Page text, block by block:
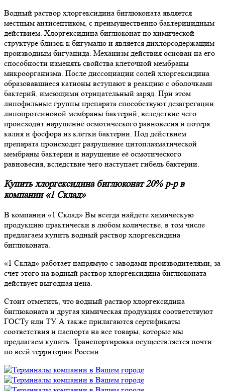
Водный раствор хлоргексидина биглюконата является
местным антисептиком, с преимущественно бактерицидным
действием. Хлоргексидина биглюконат по химической
структуре близок к бигумалю и является дихлорсодержащим
производным бигуанида. Механизм действия основан на его
способности изменять свойства клеточной мембраны
микроорганизма. После диссоциации солей хлоргексидина
образовавшиеся катионы вступают в реакцию с оболочками
бактерий, имеющими отрицательный заряд. При этом
липофильные группы препарата способствуют дезагрегации
липопротеиновой мембраны бактерий, вследствие чего
происходит нарушение осмотического равновесия и потеря
калия и фосфора из клетки бактерии. Под действием
препарата происходит разрушение цитоплазматической
мембраны бактерии и нарушение её осмотического
равновесия, вследствие чего наступает гибель бактерии.
Купить хлоргексидина биглюконат 20% р-р в
компании «1 Склад»
В компании «1 Склад» Вы всегда найдете химическую
продукцию практически в любом количестве, в том числе
предлагаем купить водный раствор хлоргексидина
биглюконата.
«1 Склад» работает напрямую с заводами производителями, за
счет этого на водный раствор хлоргексидина биглюконата
действует выгодная цена.
Стоит отметить, что водный раствор хлоргексидина
биглюконата и другая химическая продукция соответствуют
ГОСТу или ТУ. А также прилагаются сертификаты
соответствия и паспорта на все товары, которые мы
предлагаем купить. Транспортировка осуществляется почти
по всей территории России.